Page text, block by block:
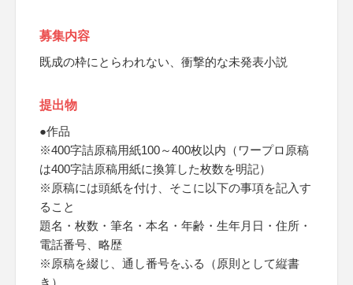
募集内容
既成の枠にとらわれない、衝撃的な未発表小説
提出物
●作品
※400字詰原稿用紙100～400枚以内（ワープロ原稿
は400字詰原稿用紙に換算した枚数を明記）
※原稿には頭紙を付け、そこに以下の事項を記入す
ること
題名・枚数・筆名・本名・年齢・生年月日・住所・
電話番号、略歴
※原稿を綴じ、通し番号をふる（原則として縦書
き）